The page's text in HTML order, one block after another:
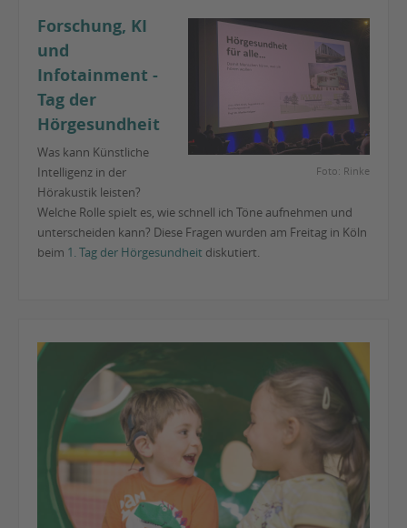
Foto: Rinke
Forschung, KI
und
Infotainment -
Tag der
Hörgesundheit
Was kann Künstliche
Intelligenz in der
Hörakustik leisten?
Welche Rolle spielt es, wie schnell ich Töne aufnehmen und
unterscheiden kann? Diese Fragen wurden am Freitag in Köln
beim 1. Tag der Hörgesundheit diskutiert.